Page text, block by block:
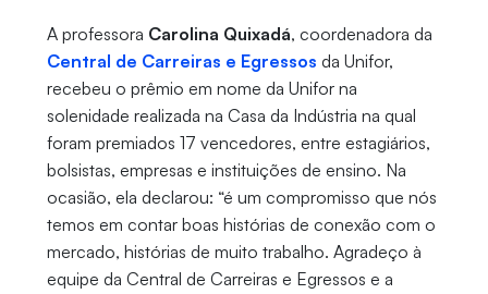
A professora Carolina Quixadá, coordenadora da
Central de Carreiras e Egressos da Unifor,
recebeu o prêmio em nome da Unifor na
solenidade realizada na Casa da Indústria na qual
foram premiados 17 vencedores, entre estagiários,
bolsistas, empresas e instituições de ensino. Na
ocasião, ela declarou: “é um compromisso que nós
temos em contar boas histórias de conexão com o
mercado, histórias de muito trabalho. Agradeço à
equipe da Central de Carreiras e Egressos e a